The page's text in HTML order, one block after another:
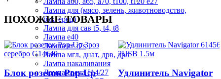
Лампа для (мясо, зелень, животноводство,
бактерец)
Лампа для сав t5, t4, t8
Лампа е40
Лампа кг r7s
Лампа мгл, днат, дрв, дрл
Лампа накаливания
Лампа свеча е14/27
ПОХОЖИЕ ТОВАРЫ
Блок розеток Pop-Up
Удлинитель Navigator